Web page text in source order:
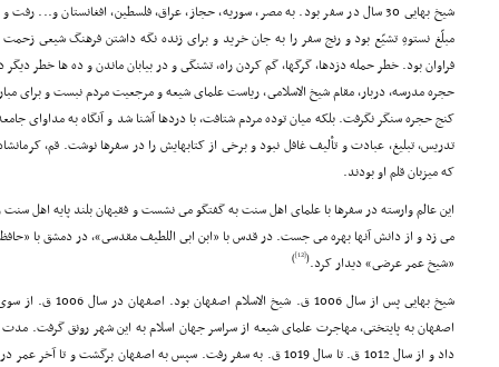
شیخ بهایى 30 سال در سفر بود. به مصر، سوریه، حجاز، عراق، فلسطین، افغانستان و...
مبلّغ نستوهِ تشیّع بود و رنج سفر را به جان خرید و براى زنده نگه داشتن فرهنگ شیعى
فراوان بود. خطر حمله دزدها، گرگها، گم کردن راه، تشنگى و در بیابان ماندن و ده ها خطر دیگر
حجره مدرسه، دربار، مقام شیخ الاسلامى، ریاست علماى شیعه و مرجعیت مردم نبست و براى
کنج حجره سنگر نگرفت. بلکه میان توده مردم شتافت، با دردها آشنا شد و آنگاه به مداواى
تدریس، تبلیغ، عبادت و تألیف غافل نبود و برخى از کتابهایش را در سفرها نوشت. قم،
که میزبان قلم او بودند.
این عالم وارسته در سفرها با علماى اهل سنت به گفتگو مى نشست و فقیهان بلند پایه اهل
مى زد و از دانش آنها بهره مى جست. در قدس با «ابن ابى اللطیف مقدسى»، در دمشق با
«شیخ عمر عرضى» دیدار کرد.(
[12]
)
شیخ بهایى پس از سال
اصفهان به پایتختى، مهاجرت علماى شیعه از سراسر جهان اسلام به این شهر رونق گرفت. مدت
داد و از سال 1012 ق. تا سال 1019 ق. به سفر رفت. سپس به اصفهان برگشت و